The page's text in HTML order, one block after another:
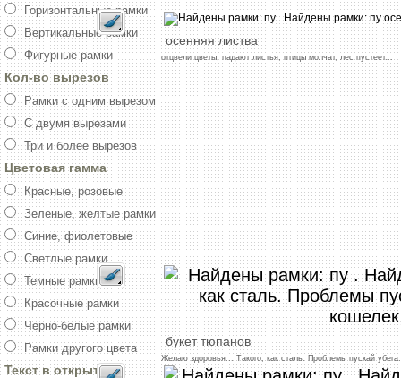
Горизонтальные рамки
Вертикальные рамки
Фигурные рамки
Кол-во вырезов
Рамки с одним вырезом
С двумя вырезами
Три и более вырезов
Цветовая гамма
Красные, розовые
Зеленые, желтые рамки
Синие, фиолетовые
Светлые рамки
Темные рамки
Красочные рамки
Черно-белые рамки
Рамки другого цвета
Текст в открытке
осенняя листва
отцвели цветы, падают листья, птицы молчат, лес пустеет...
букет тюпанов
Желаю здоровья... Такого, как сталь. Проблемы пускай убега